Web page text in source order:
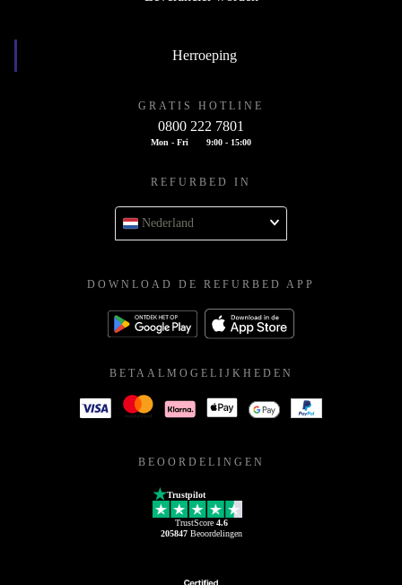
Herroeping
GRATIS HOTLINE
0800 222 7801
Mon - Fri 9:00 - 15:00
REFURBED IN
Nederland
DOWNLOAD DE REFURBED APP
BETAALMOGELIJKHEDEN
BEOORDELINGEN
Trustpilot
TrustScore 4.6
205847Beoordelingen